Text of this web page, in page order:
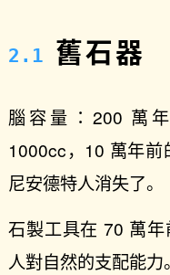
舊石器
腦容量：200 萬
1000cc，10 萬年前
尼安德特人消失了。
石製工具在 70 萬
人對自然的支配能力。